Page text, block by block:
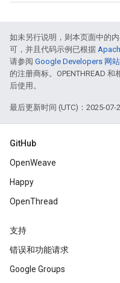
如未另行说明，则本页面中的
可，并且代码示例已根据
请参阅 Google Developers 网
的注册商标。OPENTHREAD
后使用。
最后更新时间 (UTC)：2025-07-
GitHub
OpenWeave
Happy
OpenThread
支持
错误和功能请求
Google Groups